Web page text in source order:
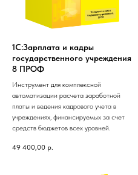
1С:Зарплата и кадры
государственного учреждения
8 ПРОФ
Инструмент для комплексной
автоматизации расчета заработной
платы и ведения кадрового учета в
учреждениях, финансируемых за счет
средств бюджетов всех уровней.
49 400,00 р.